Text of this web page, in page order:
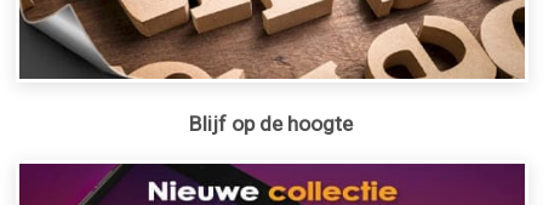
Blijf op de hoogte